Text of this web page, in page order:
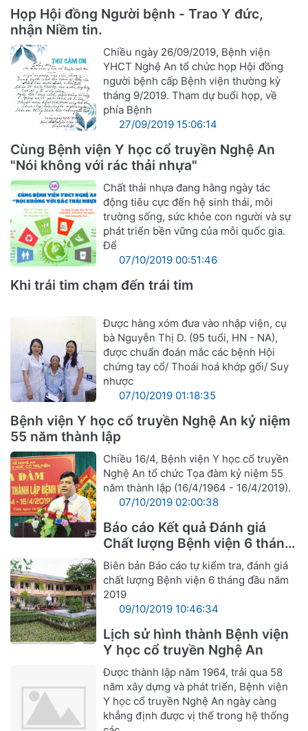
Họp Hội đồng Người bệnh - Trao Y đức,
nhận Niềm tin.
Chiều ngày 26/09/2019, Bệnh viện
YHCT Nghệ An tổ chức họp Hội đồng
người bệnh cấp Bệnh viện thường kỳ
tháng 9/2019. Tham dự buổi họp, về
phía Bệnh
27/09/2019 15:06:14
Cùng Bệnh viện Y học cổ truyền Nghệ An
"Nói không với rác thải nhựa"
Chất thải nhựa đang hằng ngày tác
động tiêu cực đến hệ sinh thái, môi
trường sống, sức khỏe con người và sự
phát triển bền vững của mỗi quốc gia.
Để
07/10/2019 00:51:46
Khi trái tim chạm đến trái tim
Được hàng xóm đưa vào nhập viện, cụ
bà Nguyễn Thị D. (95 tuổi, HN - NA),
được chuẩn đoán mắc các bệnh Hội
chứng tay cổ/ Thoái hoá khớp gối/ Suy
nhược
07/10/2019 01:18:35
Bệnh viện Y học cổ truyền Nghệ An kỷ niệm
55 năm thành lập
Chiều 16/4, Bệnh viện Y học cổ truyền
Nghệ An tổ chức Tọa đàm kỷ niệm 55
năm thành lập (16/4/1964 - 16/4/2019).
07/10/2019 02:00:38
Báo cáo Kết quả Đánh giá
Chất lượng Bệnh viện 6 tháng
đầu năm 2019
Biên bản Báo cáo tự kiểm tra, đánh giá
chất lượng Bệnh viện 6 tháng đầu năm
2019
09/10/2019 10:46:34
Lịch sử hình thành Bệnh viện
Y học cổ truyền Nghệ An
Được thành lập năm 1964, trải qua 58
năm xây dựng và phát triển, Bệnh viện
Y học cổ truyền Nghệ An ngày càng
khẳng định được vị thế trong hệ thống